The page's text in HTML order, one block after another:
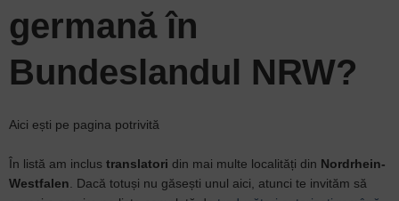
germană în
Bundeslandul NRW?
Aici ești pe pagina potrivită
În listă am inclus translatori din mai multe localități din Nordrhein-
Westfalen . Dacă totuși nu găsești unul aici, atunci te invităm să